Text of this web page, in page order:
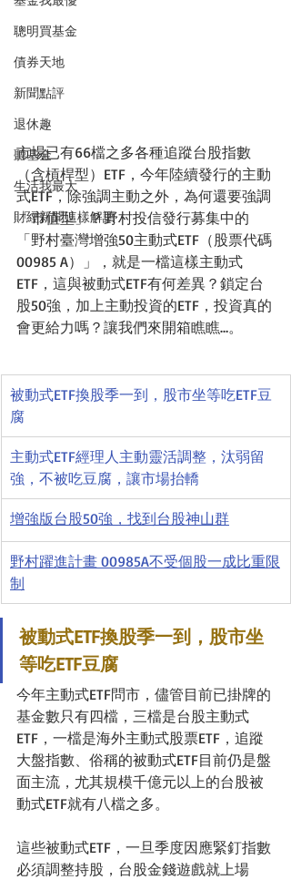
聰明買基金
債券天地
新聞點評
退休趣
聽基金
生活我最大
財經新聞這樣解讀
市場已有66檔之多各種追蹤台股指數
（含槓桿型）ETF，今年陸續發行的主動
式ETF，除強調主動之外，為何還要強調
「市值型」？野村投信發行募集中的
「野村臺灣增強50主動式ETF（股票代碼
00985 A）」，就是一檔這樣主動式
ETF，這與被動式ETF有何差異？鎖定台
股50強，加上主動投資的ETF，投資真的
會更給力嗎？讓我們來開箱瞧瞧…。
被動式ETF換股季一到，股市坐等吃ETF豆
腐
主動式ETF經理人主動靈活調整，汰弱留
強，不被吃豆腐，讓市場抬轎
增強版台股50強，找到台股神山群
野村躍進計畫 00985A不受個股一成比重限
制
被動式ETF換股季一到，股市坐
等吃ETF豆腐
今年主動式ETF問市，儘管目前已掛牌的
基金數只有四檔，三檔是台股主動式
ETF，一檔是海外主動式股票ETF，追蹤
大盤指數、俗稱的被動式ETF目前仍是盤
面主流，尤其規模千億元以上的台股被
動式ETF就有八檔之多。
這些被動式ETF，一旦季度因應緊釘指數
必須調整持股，台股金錢遊戲就上場